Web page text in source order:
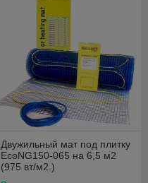
Двужильный мат под плитку
EcoNG150-065 на 6,5 м2
(975 вт/м2.)